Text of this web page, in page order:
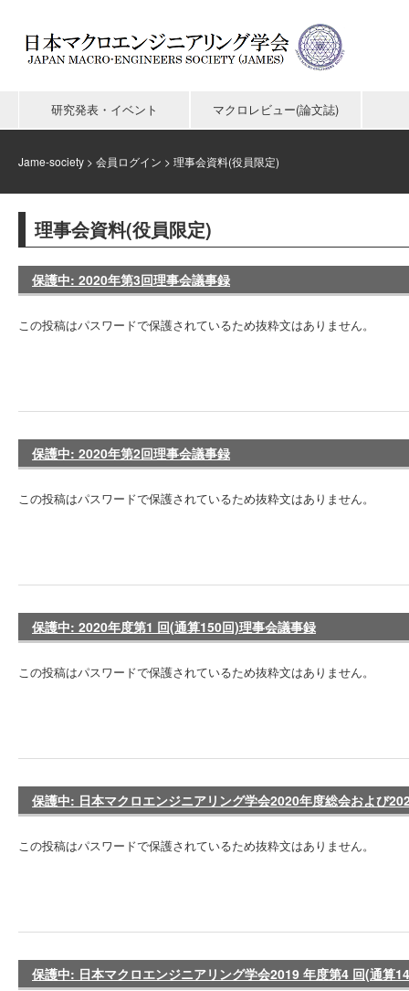
研究発表・イベント マクロレビュー(論文誌)
Jame-society > 会員ログイン > 理事会資料(役員限定)
理事会資料(役員限定)
保護中: 2020年第3回理事会議事録
この投稿はパスワードで保護されているため抜粋文はありません。
保護中: 2020年第2回理事会議事録
この投稿はパスワードで保護されているため抜粋文はありません。
保護中: 2020年度第1 回(通算150回)理事会議事録
この投稿はパスワードで保護されているため抜粋文はありません。
保護中: 日本マクロエンジニアリング学会2020年度総会および
この投稿はパスワードで保護されているため抜粋文はありません。
保護中: 日本マクロエンジニアリング学会2019 年度第4 回(通算